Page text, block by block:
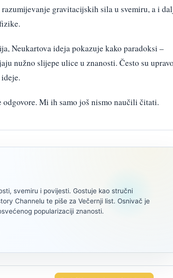
gravitacijskih sila u svemiru, a i
Neukartova ideja pokazuje kako paradoksi –
nužno slijepe ulice u znanosti. Često su
odgovore. Mi ih samo još nismo naučili čitati.
svemiru i povijesti. Gostuje kao stručni
Channelu te piše za Večernji list. Osnivač je
popularizaciji znanosti.